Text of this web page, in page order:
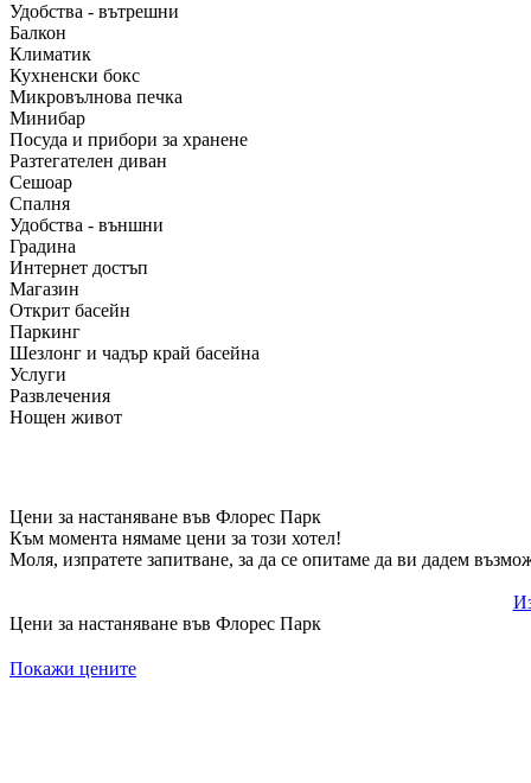
Удобства - вътрешни
Балкон
Климатик
Кухненски бокс
Микровълнова печка
Минибар
Посуда и прибори за хранене
Разтегателен диван
Сешоар
Спалня
Удобства - външни
Градина
Интернет достъп
Магазин
Открит басейн
Паркинг
Шезлонг и чадър край басейна
Услуги
Развлечения
Нощен живот
Цени за настаняване във Флорес Парк
Към момента нямаме цени за този хотел!
Моля, изпратете запитване, за да се опитаме да ви дадем
Цени за настаняване във Флорес Парк
Покажи цените